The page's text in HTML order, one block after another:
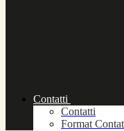
Contatti
Contatti
Format